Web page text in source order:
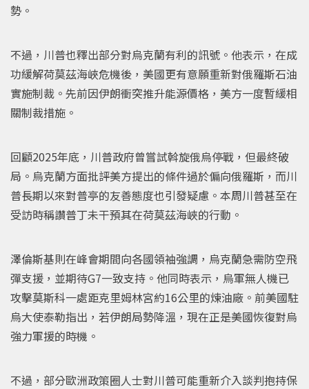
勢。
不過，川普也釋出部分對烏克蘭有利的訊號。他表示，在成
功緩解荷莫茲海峽危機後，美國更有意願重新對俄羅斯石油
實施制裁。先前因伊朗衝突推升能源價格，美方一度暫緩相
關制裁措施。
回顧2025年底，川普政府曾嘗試斡旋俄烏停戰，但最終破
局。烏克蘭方面批評美方提出的條件過於偏向俄羅斯，而川
普長期以來對普亭的友善態度也引發疑慮。本周川普甚至在
受訪時稱讚普丁未干預其在荷莫茲海峽的行動。
澤倫斯基則在峰會期間向各國領袖強調，烏克蘭急需防空飛
彈支援，並期待G7一致支持。他同時表示，烏軍無人機已
攻擊莫斯科一處距克里姆林宮約16公里的煉油廠。前美國駐
烏大使泰勒指出，若伊朗局勢降溫，現在正是美國恢復對烏
強力軍援的時機。
不過，部分歐洲政策圈人士對川普可能重新介入談判抱持保